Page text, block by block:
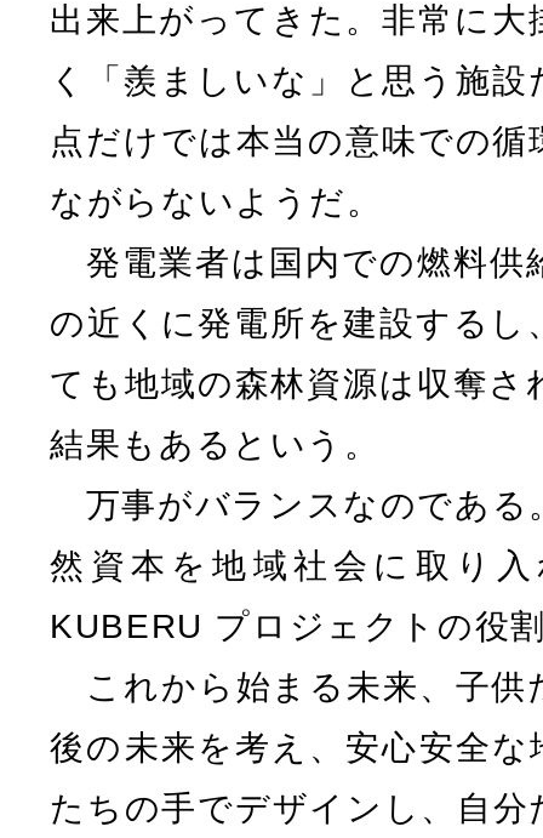
出来上がってきた。非常に
く「羨ましいな」と思う施
点だけでは本当の意味での
ながらないようだ。
発電業者は国内での燃料供
の近くに発電所を建設する
ても地域の森林資源は収奪
結果もあるという。
万事がバランスなのである
然資本を地域社会に取り
KUBERU プロジェクトの役
これから始まる未来、子供
後の未来を考え、安心安全な
たちの手でデザインし、自